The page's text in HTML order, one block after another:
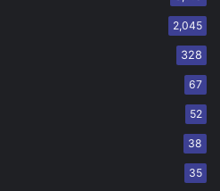
2,045
328
67
52
38
35